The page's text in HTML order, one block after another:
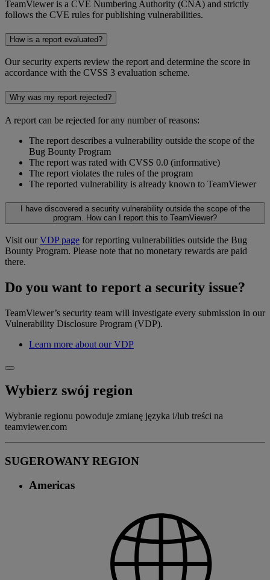
TeamViewer is a CVE Numbering Authority (CNA) and strictly
follows the CVE rules for publishing vulnerabilities.
How is a report evaluated?
Our security experts review the report and determine the score in
accordance with the CVSS 3 evaluation scheme.
Why was my report rejected?
A report can be rejected for any number of reasons:
The report describes a vulnerability outside the scope of the
Bug Bounty Program
The report was rated with CVSS 0.0 (informative)
The report violates the rules of the program
The reported vulnerability is already known to TeamViewer
I have discovered a security vulnerability outside the scope of the
program. How can I report this to TeamViewer?
Visit ourVDP page for reporting vulnerabilities outside the Bug
Bounty Program. Please note that no monetary rewards are paid
there.
Do you want to report a security issue?
TeamViewer’s security team will investigate every submission in our
Vulnerability Disclosure Program (VDP).
Learn more about our VDP
Wybierz swój region
Wybranie regionu powoduje zmianę języka i/lub treści na
teamviewer.com
SUGEROWANY REGION
Americas